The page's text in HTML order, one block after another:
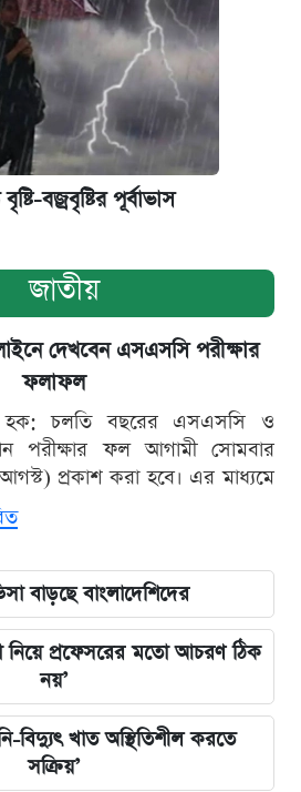
বজ্রবৃষ্টির পূর্বাভাস
জাতীয়
দেখবেন এসএসসি পরীক্ষার
ফলাফল
হক: চলতি বছরের এসএসসি ও
পরীক্ষার ফল আগামী সোমবার
প্রকাশ করা হবে। এর মাধ্যমে
বাড়ছে বাংলাদেশিদের
নিয়ে প্রফেসরের মতো আচরণ ঠিক
নয়’
বিদ্যুৎ খাত অস্থিতিশীল করতে
সক্রিয়’